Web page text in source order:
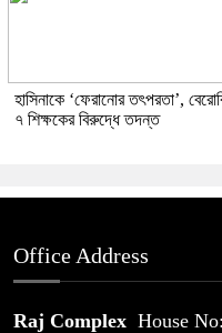
হাসিনাকে ‘ফেরানোর তৎপরতা’,
৭ শিক্ষকের বিরুদ্ধে তদন্ত
Office Address
Raj Complex House